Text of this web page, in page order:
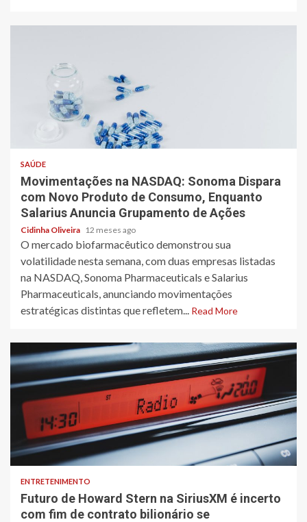
SAÚDE
Movimentações na NASDAQ: Sonoma Dispara
com Novo Produto de Consumo, Enquanto
Salarius Anuncia Grupamento de Ações
Cidinha Oliveira 12 meses ago
O mercado biofarmacêutico demonstrou sua
volatilidade nesta semana, com duas empresas listadas
na NASDAQ, Sonoma Pharmaceuticals e Salarius
Pharmaceuticals, anunciando movimentações
estratégicas distintas que refletem... Read More
3 min read
ENTRETENIMENTO
Futuro de Howard Stern na SiriusXM é incerto
com fim de contrato bilionário se